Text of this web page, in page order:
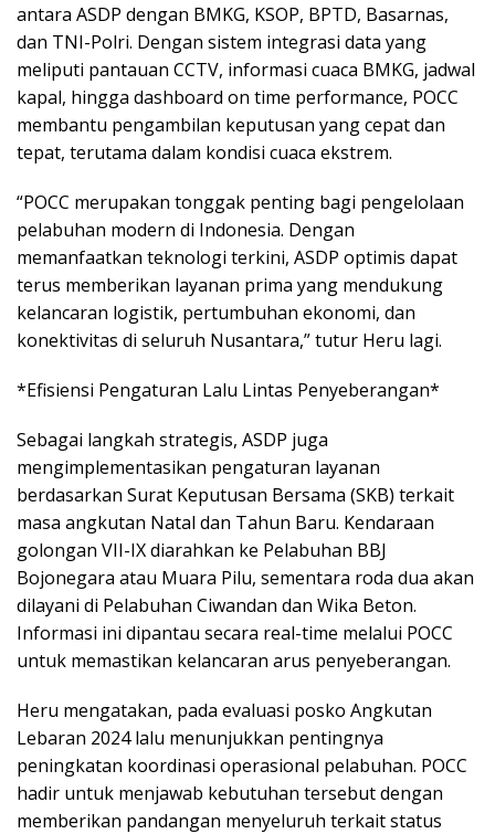
antara ASDP dengan BMKG, KSOP, BPTD, Basarnas,
dan TNI-Polri. Dengan sistem integrasi data yang
meliputi pantauan CCTV, informasi cuaca BMKG, jadwal
kapal, hingga dashboard on time performance, POCC
membantu pengambilan keputusan yang cepat dan
tepat, terutama dalam kondisi cuaca ekstrem.
“POCC merupakan tonggak penting bagi pengelolaan
pelabuhan modern di Indonesia. Dengan
memanfaatkan teknologi terkini, ASDP optimis dapat
terus memberikan layanan prima yang mendukung
kelancaran logistik, pertumbuhan ekonomi, dan
konektivitas di seluruh Nusantara,” tutur Heru lagi.
*Efisiensi Pengaturan Lalu Lintas Penyeberangan*
Sebagai langkah strategis, ASDP juga
mengimplementasikan pengaturan layanan
berdasarkan Surat Keputusan Bersama (SKB) terkait
masa angkutan Natal dan Tahun Baru. Kendaraan
golongan VII-IX diarahkan ke Pelabuhan BBJ
Bojonegara atau Muara Pilu, sementara roda dua akan
dilayani di Pelabuhan Ciwandan dan Wika Beton.
Informasi ini dipantau secara real-time melalui POCC
untuk memastikan kelancaran arus penyeberangan.
Heru mengatakan, pada evaluasi posko Angkutan
Lebaran 2024 lalu menunjukkan pentingnya
peningkatan koordinasi operasional pelabuhan. POCC
hadir untuk menjawab kebutuhan tersebut dengan
memberikan pandangan menyeluruh terkait status